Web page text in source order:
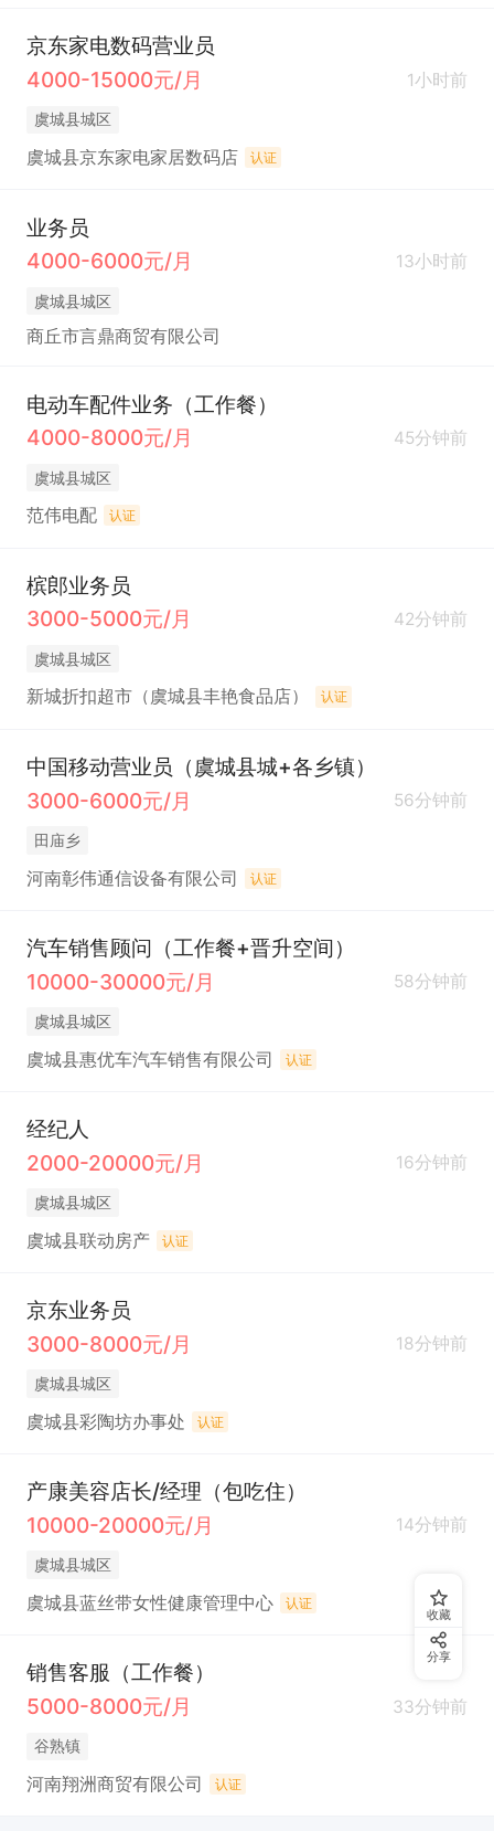
京东家电数码营业员
4000-15000元/月
1小时前
虞城县城区
虞城县京东家电家居数码店 认证
业务员
4000-6000元/月
13小时前
虞城县城区
商丘市言鼎商贸有限公司
电动车配件业务（工作餐）
4000-8000元/月
45分钟前
虞城县城区
范伟电配 认证
槟郎业务员
3000-5000元/月
42分钟前
虞城县城区
新城折扣超市（虞城县丰艳食品店） 认证
中国移动营业员（虞城县城+各乡镇）
3000-6000元/月
56分钟前
田庙乡
河南彰伟通信设备有限公司 认证
汽车销售顾问（工作餐+晋升空间）
10000-30000元/月
58分钟前
虞城县城区
虞城县惠优车汽车销售有限公司 认证
经纪人
2000-20000元/月
16分钟前
虞城县城区
虞城县联动房产 认证
京东业务员
3000-8000元/月
18分钟前
虞城县城区
虞城县彩陶坊办事处 认证
产康美容店长/经理（包吃住）
10000-20000元/月
14分钟前
虞城县城区
虞城县蓝丝带女性健康管理中心 认证
销售客服（工作餐）
5000-8000元/月
33分钟前
谷熟镇
河南翔洲商贸有限公司 认证
收藏
分享